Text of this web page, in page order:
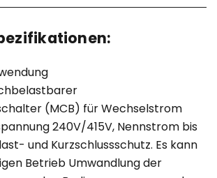
(MCB) für Wechselstrom
240V/415V, Nennstrom bis
und Kurzschlussschutz. Es kann
Betrieb Umwandlung der